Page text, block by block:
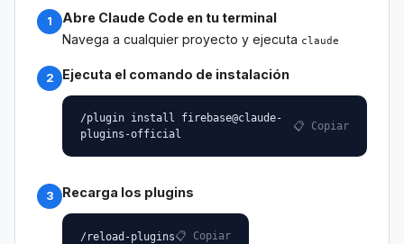
1
Abre Claude Code en tu terminal
Navega a cualquier proyecto y ejecuta claude
2 Ejecuta el comando de instalación
/plugin install firebase@claude-
plugins-official
📋 Copiar
3 Recarga los plugins
/reload-plugins📋 Copiar